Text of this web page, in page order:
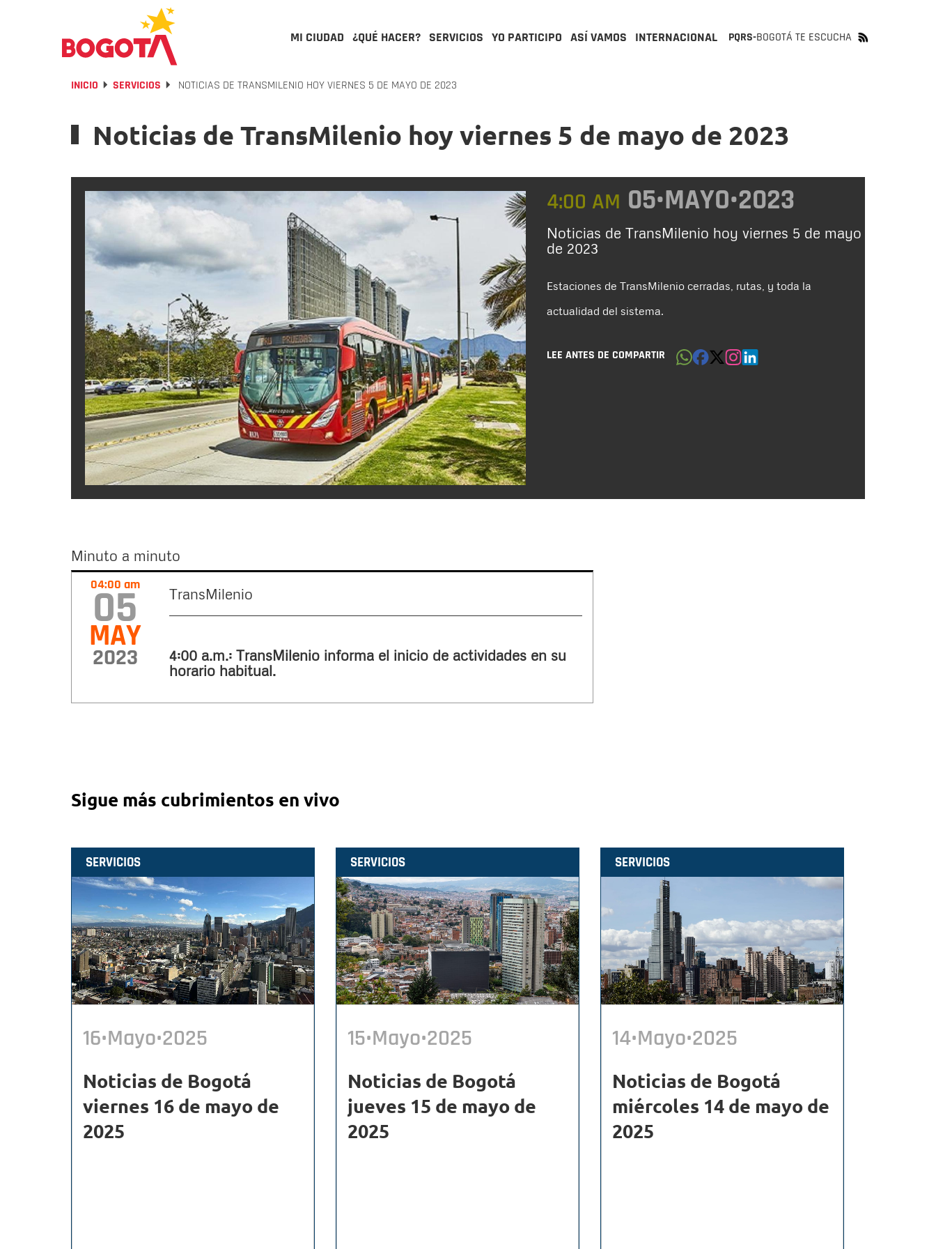
MI CIUDAD ¿QUÉ HACER? SERVICIOS YO PARTICIPO ASÍ VAMOS INTERNACIONAL PQRS-BOGOTÁ TE ESCUCHA
INICIO SERVICIOS NOTICIAS DE TRANSMILENIO HOY VIERNES 5 DE MAYO DE 2023
Noticias de TransMilenio hoy viernes 5 de mayo de 2023
4:00 AM 05•MAYO•2023
Noticias de TransMilenio hoy viernes 5 de mayo
de 2023
Estaciones de TransMilenio cerradas, rutas, y toda la
actualidad del sistema.
LEE ANTES DE COMPARTIR
Minuto a minuto
Minuto04:00 am
05
MAY
2023
TransMilenio
4:00 a.m.: TransMilenio informa el inicio de actividades en su
horario habitual.
Sigue más cubrimientos en vivo
SERVICIOS
16•Mayo•2025
Noticias de Bogotá
viernes 16 de mayo de
2025
SERVICIOS
15•Mayo•2025
Noticias de Bogotá
jueves 15 de mayo de
2025
SERVICIOS
14•Mayo•2025
Noticias de Bogotá
miércoles 14 de mayo de
2025